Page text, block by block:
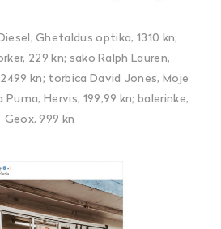
Ghetaldus optika, 1310 kn;
229 kn; sako Ralph Lauren,
kn; torbica David Jones, Moje
Puma, Hervis, 199,99 kn; balerinke,
Geox, 999 kn